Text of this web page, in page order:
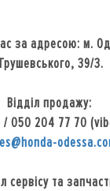
за адресою: м.
Грушевського, 39/3.
Відділ продажу:
/ 050 204 77 70
сервісу та